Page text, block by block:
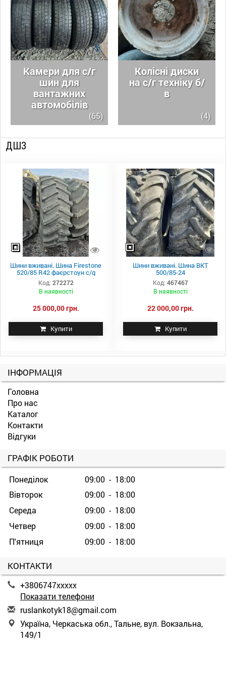
Камери для с/г
шин для
вантажних
автомобілів
(65)
Колісні диски
на с/г техніку б/
в
(4)
ДШЗ
Шини вживані. Шина Firestone
520/85 R42 фаєрстоун c/g
Код: 272272
В наявності
25 000,00 грн.
Купити
Шини вживані. Шина ВКТ
500/85-24
Код: 467467
В наявності
22 000,00 грн.
Купити
ІНФОРМАЦІЯ
Головна
Про нас
Каталог
Контакти
Відгуки
ГРАФІК РОБОТИ
Понеділок
09:00 - 18:00
Вівторок
09:00 - 18:00
Середа
09:00 - 18:00
Четвер
09:00 - 18:00
П'ятниця
09:00 - 18:00
КОНТАКТИ
+3806747xxxxx
Показати телефони
ruslankotyk18@gmail.com
Україна, Черкаська обл., Тальне, вул. Вокзальна,
149/1